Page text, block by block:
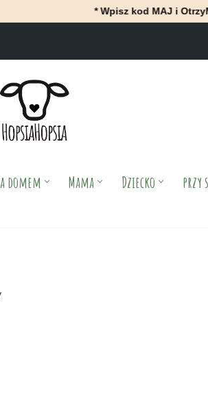
* Wpisz kod MAJ i OtrzyMAJ 10%
domem Mama Dziecko przy